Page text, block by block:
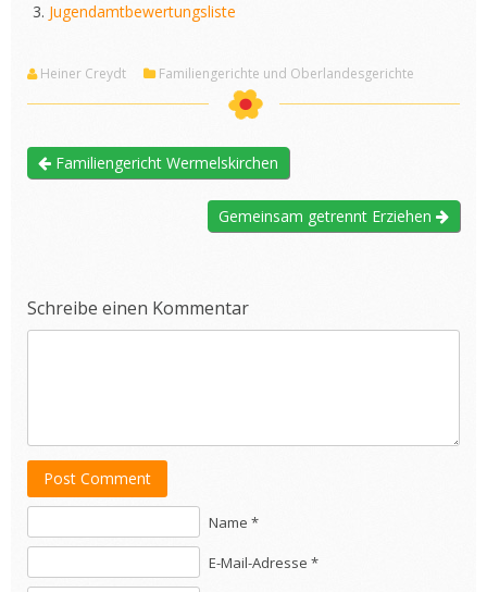
Jugendamtbewertungsliste
Heiner Creydt Familiengerichte und Oberlandesgerichte
Familiengericht Wermelskirchen
Gemeinsam getrennt Erziehen
Schreibe einen Kommentar
Post Comment
Name *
E-Mail-Adresse *